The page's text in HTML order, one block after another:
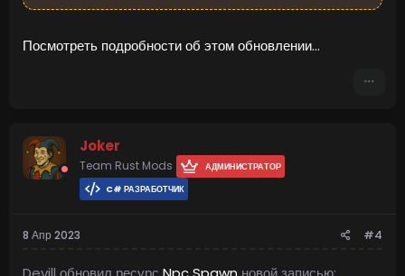
Посмотреть подробности об этом обновлении...
Joker
Team Rust Mods
АДМИНИСТРАТОР
C# РАЗРАБОТЧИК
8 Апр 2023 #4